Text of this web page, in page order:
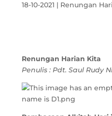
18-10-2021 | Renungan
Renungan Harian Kita
Penulis : Pdt. Saul Rudy